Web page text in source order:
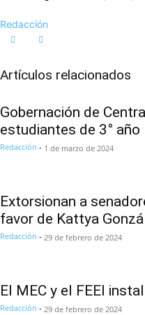
Redacción
Artículos relacionados
Gobernación de
estudiantes de 3° año
Redacción - 1 de marzo de 2024
Extorsionan a
favor de Kattya
Redacción - 29 de febrero de 2024
El MEC y el FEEI
Redacción - 29 de febrero de 2024